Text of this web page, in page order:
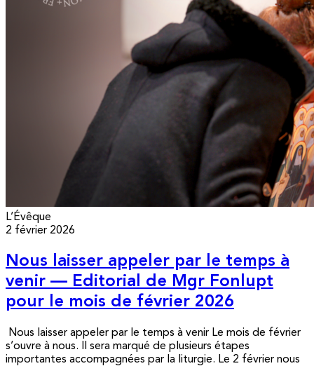
L’Évêque
2 février 2026
Nous laisser appeler par le temps à
venir — Editorial de Mgr Fonlupt
pour le mois de février 2026
Nous laisser appeler par le temps à venir Le mois de février
s’ouvre à nous. Il sera marqué de plusieurs étapes
importantes accompagnées par la liturgie. Le 2 février nous